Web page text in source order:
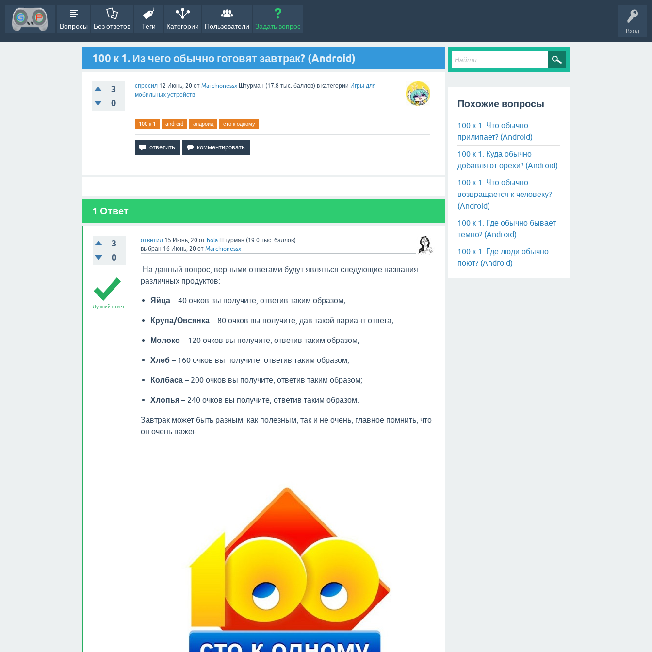
Вход
Вопросы Без ответов Теги Категории Пользователи Задать вопрос
100 к 1. Из чего обычно готовят завтрак? (Android)
3
0
спросил 12 Июнь, 20 от Marchionessx Штурман (17.8 тыс. баллов) в категории Игры для
мобильных устройств
100-к-1 android андроид сто-к-одному
1 Ответ
3
0
ответил 15 Июнь, 20 от hola Штурман (19.0 тыс.баллов)
выбран 16 Июнь, 20 от Marchionessx
Лучший ответ
На данный вопрос, верными ответами будут являться следующие названия
различных продуктов:
Яйца– 40 очков вы получите, ответив таким образом;
Крупа/Овсянка– 80 очков вы получите, дав такой вариант ответа;
Молоко– 120 очков вы получите, ответив таким образом;
Хлеб– 160 очков вы получите, ответив таким образом;
Колбаса– 200 очков вы получите, ответив таким образом;
Хлопья– 240 очков вы получите, ответив таким образом.
Завтрак может быть разным, как полезным, так и не очень, главное помнить, что
он очень важен.
Похожие вопросы
100 к 1. Что обычно
прилипает? (Android)
100 к 1. Куда обычно
добавляют орехи? (Android)
100 к 1. Что обычно
возвращается к человеку?
(Android)
100 к 1. Где обычно бывает
темно? (Android)
100 к 1. Где люди обычно
поют? (Android)